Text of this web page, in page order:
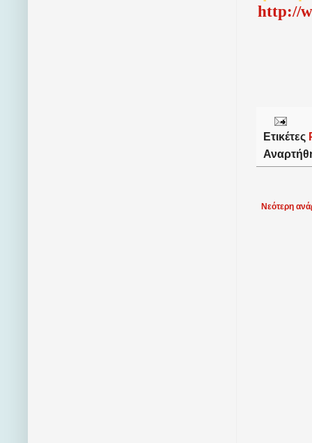
http://
Ετικέτες
Νεότερη